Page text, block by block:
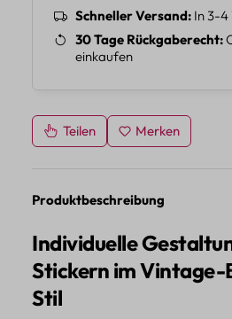
Schneller Versand In 3-4
30 Tage Rückgaberecht
einkaufen
Teilen Merken
Produktbeschreibung
Individuelle
Stickern im
Stil